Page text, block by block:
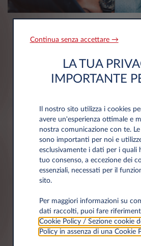
proprietà
Nessun
svalutazione
Nessuna
imprevista
Continua senza accettare →
LA TUA
IMPORTANTE
Il nostro sito utilizza i cookies
avere un'esperienza ottimale e
nostra comunicazione con te.
sono importanti per noi e
esclusivamente i dati per i quali
tuo consenso, a eccezione dei
essenziali, necessati per il
sito.
Per maggiori informazioni su
dati raccolti, puoi fare
Cookie Policy / Sezione cookie
Policy in assenza di una Cookie